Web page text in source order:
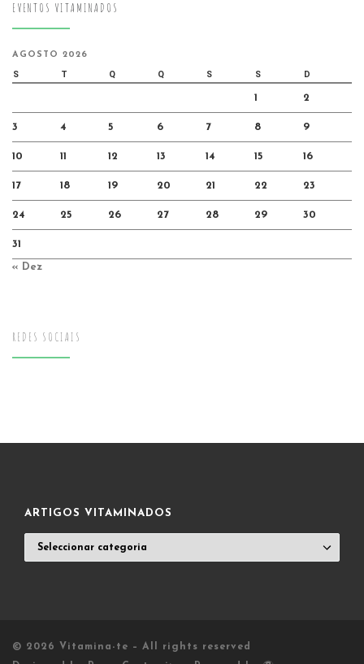
EVENTOS VITAMINADOS
AGOSTO 2026
S T Q Q S S D
1 2
3 4 5 6 7 8 9
10 11 12 13 14 15 16
17 18 19 20 21 22 23
24 25 26 27 28 29 30
31
« Dez
REDES SOCIAIS
ARTIGOS VITAMINADOS
VITAMINADOS
© 2026 Vitamina-te – All rights reserved